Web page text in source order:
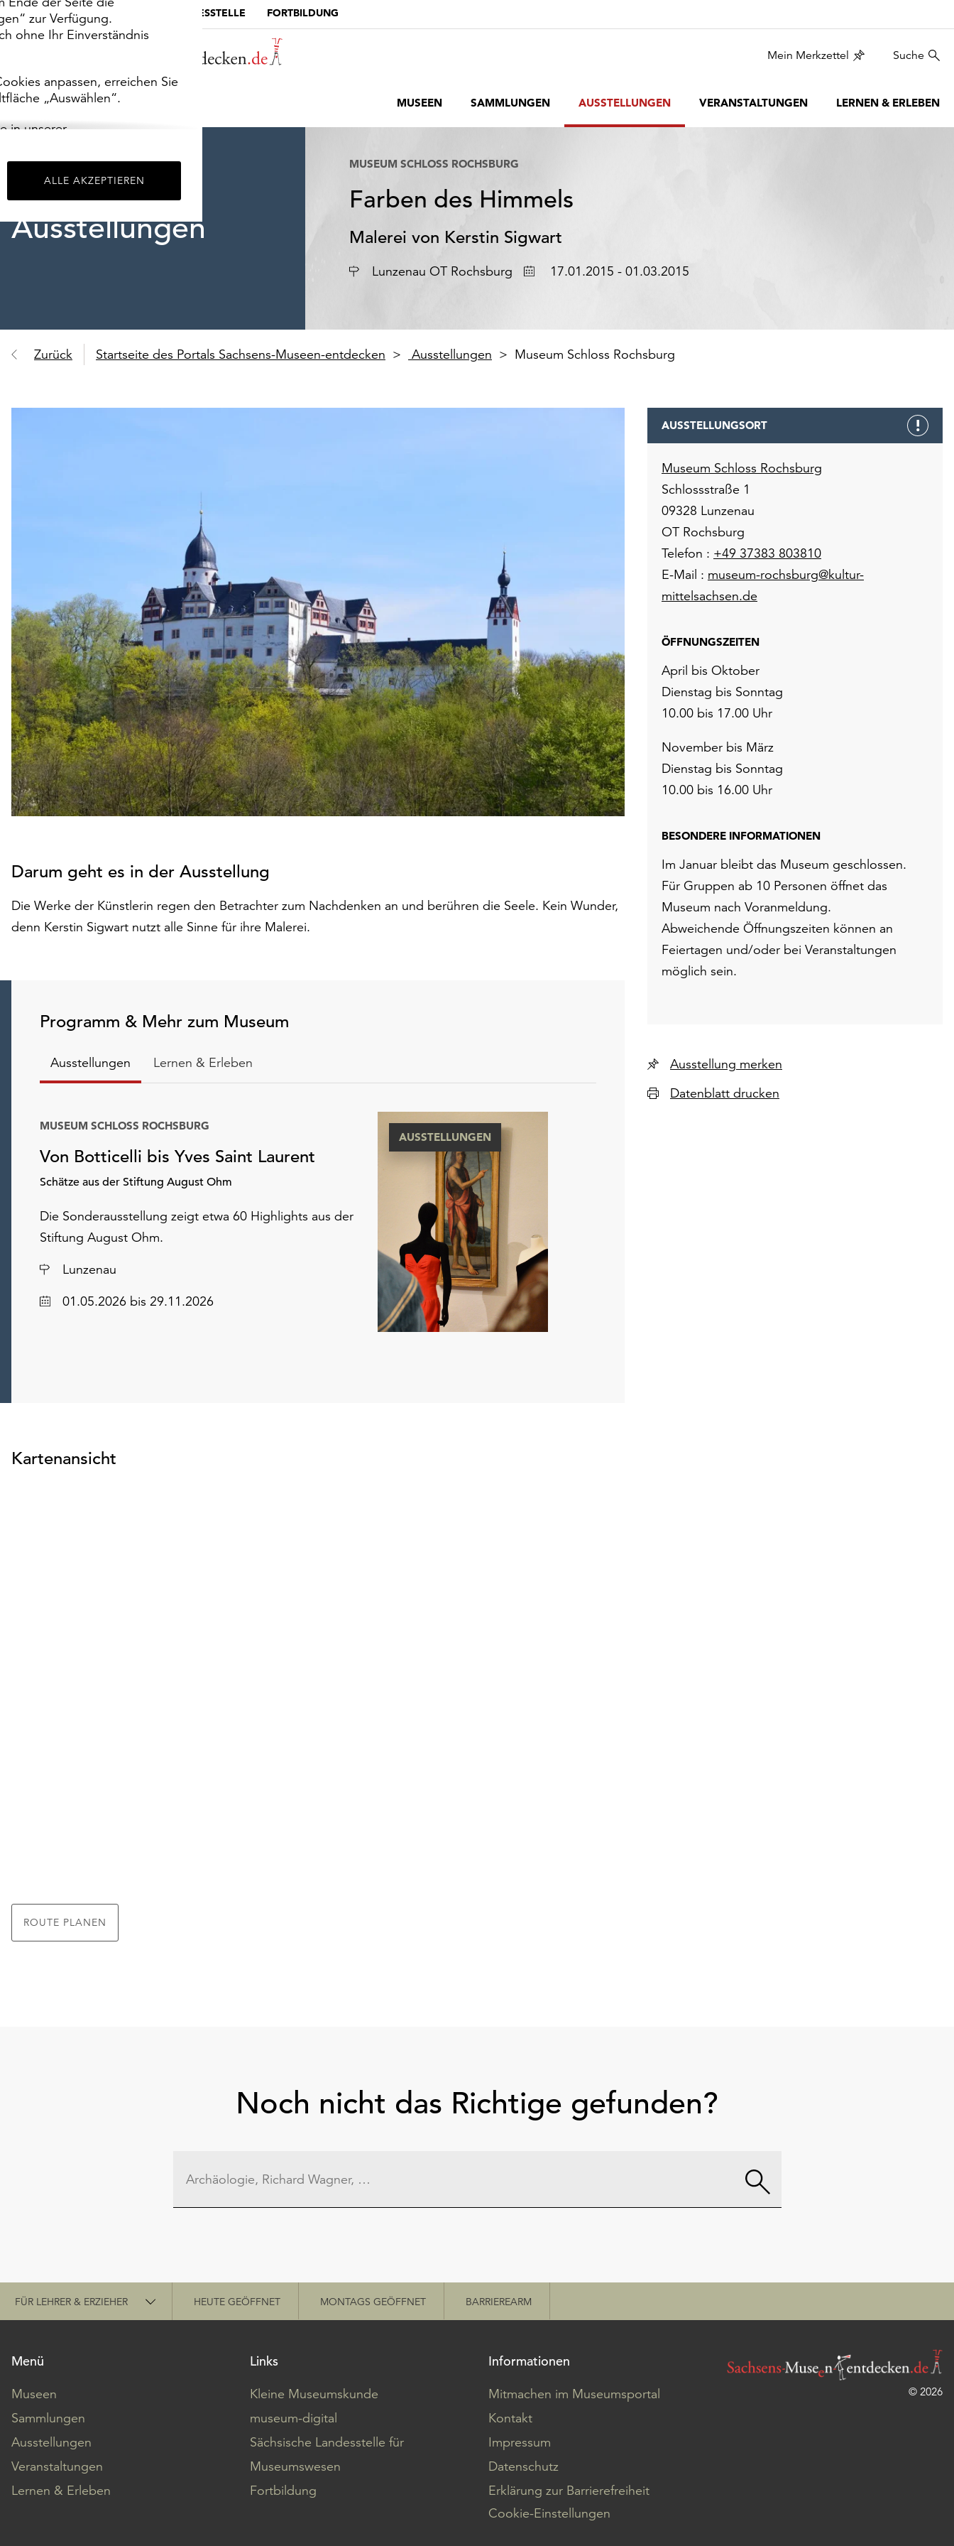
zur Verfügung.
ohne Ihr Einverständnis
anpassen, erreichen Sie
„Auswählen“.
in unserer
ALLE AKZEPTIEREN
MUSEUMSPORTAL DIE LANDESSTELLE FORTBILDUNG
Mein Merkzettel Suche
MUSEEN SAMMLUNGEN AUSSTELLUNGEN VERANSTALTUNGEN LERNEN & ERLEBEN
Ausstellungen
MUSEUM SCHLOSS ROCHSBURG
Farben des Himmels
Malerei von Kerstin Sigwart
Ort Lunzenau OT Rochsburg Datum17.01.2015 - 01.03.2015
Zurück Startseite des Portals Sachsens-Museen-entdecken Ausstellungen Museum Schloss Rochsburg
Darum geht es in der Ausstellung
Die Werke der Künstlerin regen den Betrachter zum Nachdenken an und berühren die Seele. Kein Wunder,
denn Kerstin Sigwart nutzt alle Sinne für ihre Malerei.
Programm & Mehr zum Museum
Ausstellungen Lernen & Erleben
Von Botticelli bis Yves Saint Laurent
Schätze aus der Stiftung August Ohm
MUSEUM SCHLOSS ROCHSBURG
Die Sonderausstellung zeigt etwa 60 Highlights aus der
Stiftung August Ohm.
Ort
Lunzenau
Datum01.05.2026 bis 29.11.2026
AUSSTELLUNGEN
Kartenansicht
ROUTE PLANEN
AUSSTELLUNGSORT
Museum Schloss Rochsburg
Schlossstraße 1
09328 Lunzenau
OT Rochsburg
Telefon : +49 37383 803810
E-Mail : museum-rochsburg@kultur-
mittelsachsen.de
ÖFFNUNGSZEITEN
April bis Oktober
Dienstag bis Sonntag
10.00 bis 17.00 Uhr
November bis März
Dienstag bis Sonntag
10.00 bis 16.00 Uhr
BESONDERE INFORMATIONEN
Im Januar bleibt das Museum geschlossen.
Für Gruppen ab 10 Personen öffnet das
Museum nach Voranmeldung.
Abweichende Öffnungszeiten können an
Feiertagen und/oder bei Veranstaltungen
möglich sein.
Ausstellung merken
Datenblatt drucken
Noch nicht das Richtige gefunden?
Schnellzugriff
FÜR LEHRER & ERZIEHER HEUTE GEÖFFNET MONTAGS GEÖFFNET BARRIEREARM
Menü
Museen
Sammlungen
Ausstellungen
Veranstaltungen
Lernen & Erleben
Links
Kleine Museumskunde
museum-digital
Sächsische Landesstelle für
Museumswesen
Fortbildung
Informationen
Mitmachen im Museumsportal
Kontakt
Impressum
Datenschutz
Erklärung zur Barrierefreiheit
Cookie-Einstellungen
© 2026